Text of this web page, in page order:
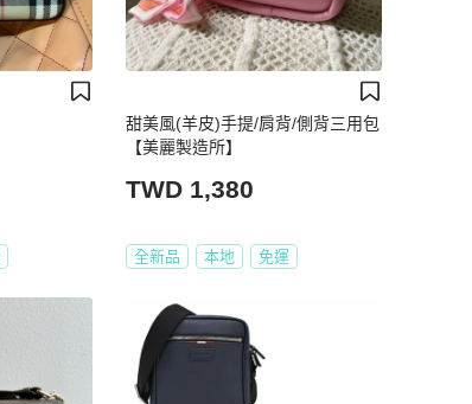
甜美風(羊皮)手提/肩背/側背三用包
【美麗製造所】
TWD 1,380
全新品 本地 免運